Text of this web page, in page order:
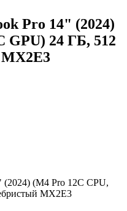
Pro 14" (2024)
GPU) 24 ГБ, 512
MX2E3
(M4 Pro 12C CPU,
MX2E3